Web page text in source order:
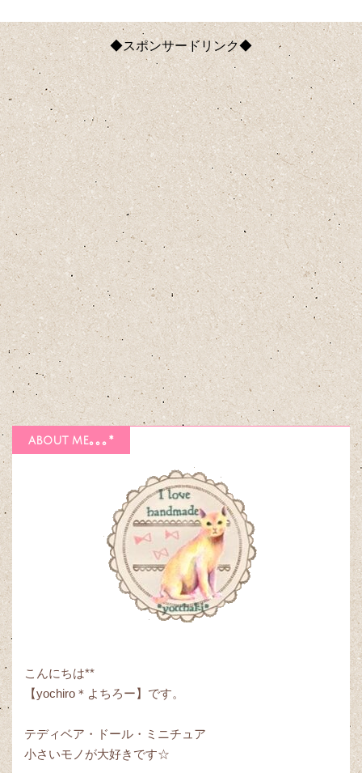
◆スポンサードリンク◆
about me｡｡｡*
こんにちは**
【yochiro＊よちろー】です。
テディベア・ドール・ミニチュア
小さいモノが大好きです☆